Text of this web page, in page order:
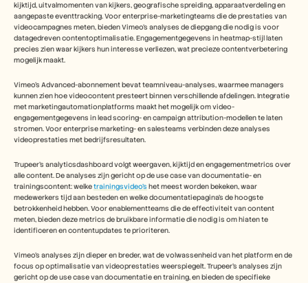
kijktijd, uitvalmomenten van kijkers, geografische spreiding, apparaatverdeling en
aangepaste eventtracking. Voor enterprise-marketingteams die de prestaties van
videocampagnes meten, bieden Vimeo's analyses de diepgang die nodig is voor
datagedreven contentoptimalisatie. Engagementgegevens in heatmap-stijl laten
precies zien waar kijkers hun interesse verliezen, wat precieze contentverbetering
mogelijk maakt.
Vimeo's Advanced-abonnement bevat teamniveau-analyses, waarmee managers
kunnen zien hoe videocontent presteert binnen verschillende afdelingen. Integratie
met marketingautomationplatforms maakt het mogelijk om video-
engagementgegevens in lead scoring- en campaign attribution-modellen te laten
stromen. Voor enterprise marketing- en salesteams verbinden deze analyses
videoprestaties met bedrijfsresultaten.
Trupeer's analyticsdashboard volgt weergaven, kijktijd en engagementmetrics over
alle content. De analyses zijn gericht op de use case van documentatie- en
trainingscontent: welke trainingsvideo's het meest worden bekeken, waar
medewerkers tijd aan besteden en welke documentatiepagina's de hoogste
betrokkenheid hebben. Voor enablementteams die de effectiviteit van content
meten, bieden deze metrics de bruikbare informatie die nodig is om hiaten te
identificeren en contentupdates te prioriteren.
Vimeo's analyses zijn dieper en breder, wat de volwassenheid van het platform en de
focus op optimalisatie van videoprestaties weerspiegelt. Trupeer's analyses zijn
gericht op de use case van documentatie en training, en bieden de specifieke